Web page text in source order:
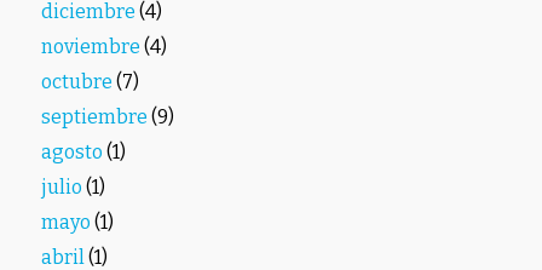
diciembre(4)
noviembre(4)
octubre(7)
septiembre(9)
agosto(1)
julio(1)
mayo(1)
abril(1)